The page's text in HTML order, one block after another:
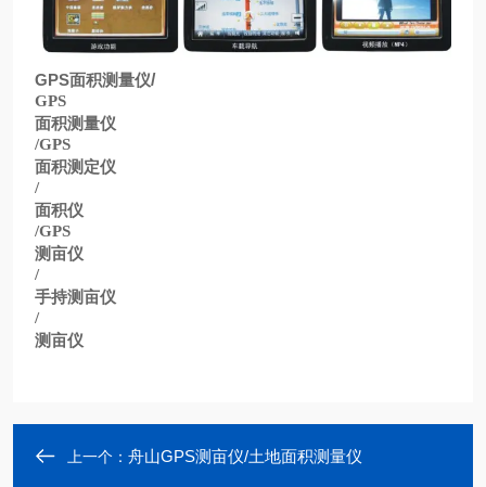
GPS面积测量仪/
GPS
面积测量仪
/GPS
面积测定仪
/
面积仪
/GPS
测亩仪
/
手持测亩仪
/
测亩仪
上一个： 舟山GPS测亩仪/土地面积测量仪